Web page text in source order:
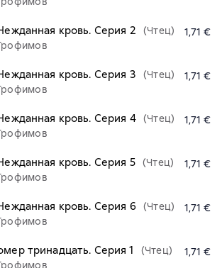
кровь. Серия 2
(Чтец)
1,71 €
кровь. Серия 3
(Чтец)
1,71 €
кровь. Серия 4 (Чтец)
1,71 €
кровь. Серия 5 (Чтец)
1,71 €
кровь. Серия 6 (Чтец)
1,71 €
тринадцать. Серия 1
(Чтец)
1,71 €